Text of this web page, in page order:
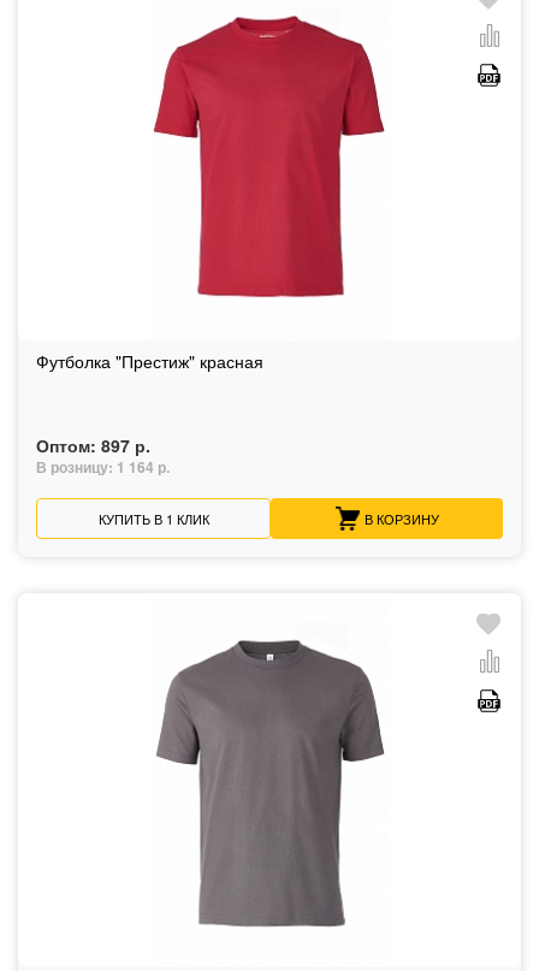
Футболка "Престиж" красная
Оптом: 897 р.
В розницу: 1 164 р.
КУПИТЬ В 1 КЛИК В КОРЗИНУ